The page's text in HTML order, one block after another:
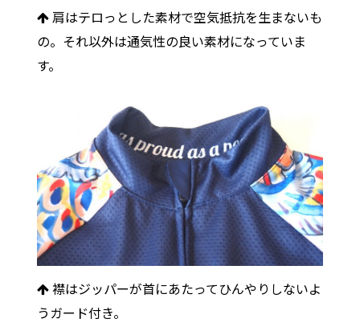
肩はテロっとした素材で空気抵抗を生まないも
の。それ以外は通気性の良い素材になっていま
す。
襟はジッパーが首にあたってひんやりしないよ
うガード付き。